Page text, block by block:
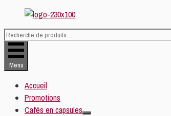
au
contenu
Recherche
pour :
Menu
Accueil
Promotions
Cafés en capsules